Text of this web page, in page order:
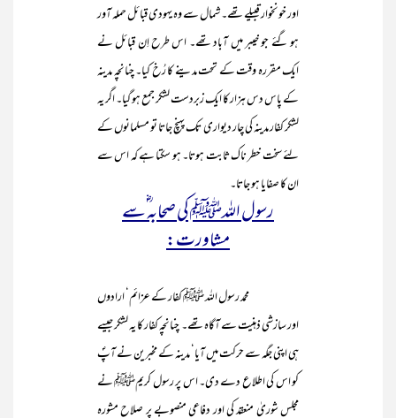
اور خونخوار قبیلے تھے۔ شمال سے وہ یہودی قبائل حملہ آور
ہو گئے جو خیبر میں آباد تھے۔ اس طرح اِن قبائل نے
ایک مقررہ وقت کے تحت مدینے کا رُخ کیا۔ چنانچہ مدینہ
کے پاس دس ہزار کا ایک زبردست لشکر جمع ہو گیا۔ اگر یہ
لشکر کفار مدینہ کی چار دیواری تک پہنچ جاتا تو مسلمانوں کے
لئے سخت خطر ناک ثابت ہوتا۔ ہو سکتا ہے کہ اس سے
ان کا صفایا ہو جاتا۔
رسول اللہﷺ کی صحابہ ؓسے
مشاورت:
محمد رسول اللہ ﷺ کفار کے عزائم‘ ارادوں
اور سازشی ذہنیت سے آگاہ تھے۔ چنانچہ کفار کا یہ لشکر جیسے
ہی اپنی جگہ سے حرکت میں آیا‘ مدینہ کے مخبرین نے آپؐ
کو اس کی اطلاع دے دی۔ اس پر رسول کریمﷺ نے
مجلس شوریٰ منعقد کی اور دفاعی منصوبے پر صلاح مشورہ